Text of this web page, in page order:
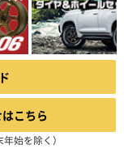
こちら
始を除く）